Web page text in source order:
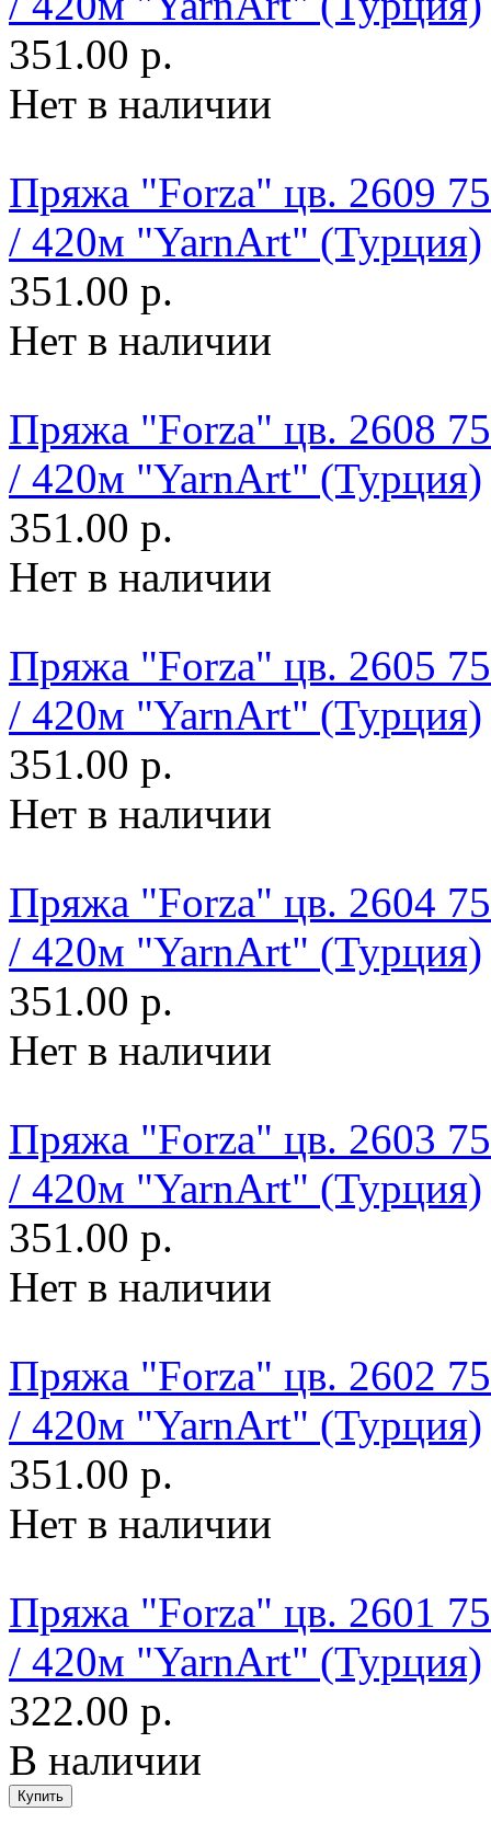
351.00 р.
Нет в наличии
Пряжа "Forza" цв. 2609
/ 420м "YarnArt" (Турция)
351.00 р.
Нет в наличии
Пряжа "Forza" цв. 2608
/ 420м "YarnArt" (Турция)
351.00 р.
Нет в наличии
Пряжа "Forza" цв. 2605
/ 420м "YarnArt" (Турция)
351.00 р.
Нет в наличии
Пряжа "Forza" цв. 2604
/ 420м "YarnArt" (Турция)
351.00 р.
Нет в наличии
Пряжа "Forza" цв. 2603
/ 420м "YarnArt" (Турция)
351.00 р.
Нет в наличии
Пряжа "Forza" цв. 2602
/ 420м "YarnArt" (Турция)
351.00 р.
Нет в наличии
Пряжа "Forza" цв. 2601
/ 420м "YarnArt" (Турция)
322.00 р.
В наличии